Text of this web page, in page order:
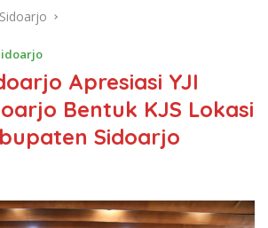
Sidoarjo
Apresiasi YJI
Bentuk KJS Lokasi
Sidoarjo